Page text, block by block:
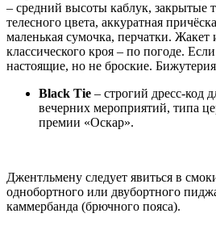
– средний высоты каблук, закрытые
телесного цвета, аккуратная
маленькая сумочка, перчатки. Жакет
классического кроя – по погоде.
настоящие, но не броские.
Black Tie – строгий дресс-код
вечерних мероприятий, типа
премии «Оскар».
Джентльмену следует явиться в
однобортного или двубортного
каммербанда (брючного пояса).